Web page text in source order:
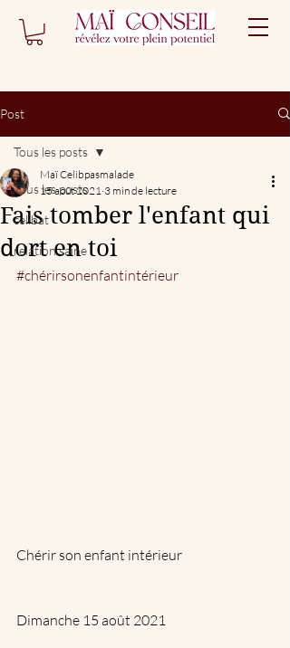
Post
Tous les posts
celibat
relation saine
Tous les posts
Fais tomber l'enfant qui
dort en toi
Maï Celibpasmalade
15 août 2021 3 min de lecture
#chérirsonenfantintérieur
Chérir son enfant intérieur
Dimanche 15 août 2021